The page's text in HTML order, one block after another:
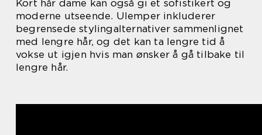
Kort hår dame kan også gi et sofistikert og
moderne utseende. Ulemper inkluderer
begrensede stylingalternativer sammenlignet
med lengre hår, og det kan ta lengre tid å
vokse ut igjen hvis man ønsker å gå tilbake til
lengre hår.